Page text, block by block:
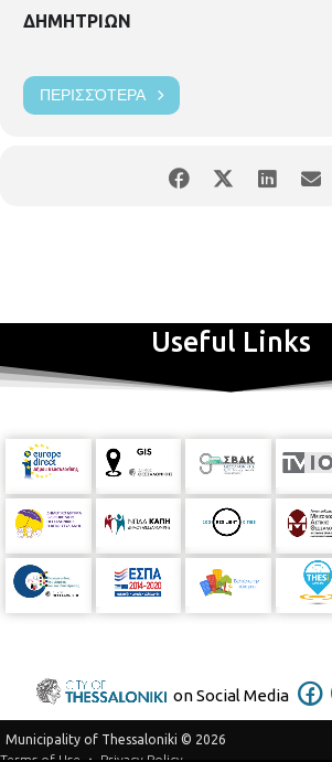
ΔΗΜΗΤΡΙΩΝ
ΠΕΡΙΣΣΌΤΕΡΑ
Useful Links
on Social Media
Municipality of Thessaloniki © 2026
Privacy Policy